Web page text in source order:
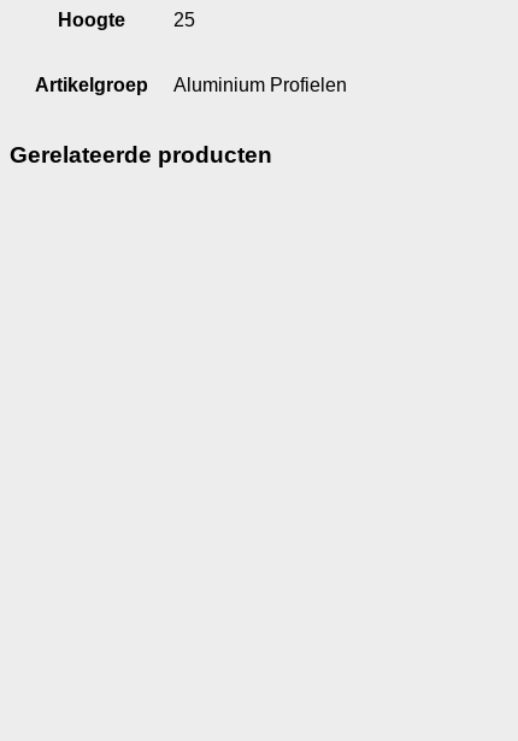
Hoogte 25
Artikelgroep Aluminium Profielen
Gerelateerde producten